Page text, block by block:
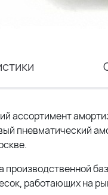
ассортимент
пневматический
производственной
работающих на